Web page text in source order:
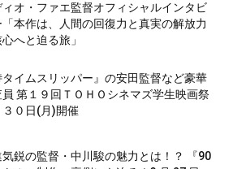
ィオ・ファエ監督オフィシャルインタビ
「本作は、人間の回復力と真実の解放力
へと迫る旅」
タイムスリッパー』の安田監督など豪華
員 第１９回ＴＯＨＯシネマズ学生映画祭
３０日(月)開催
気鋭の監督・中川駿の魅力とは！？ 『90